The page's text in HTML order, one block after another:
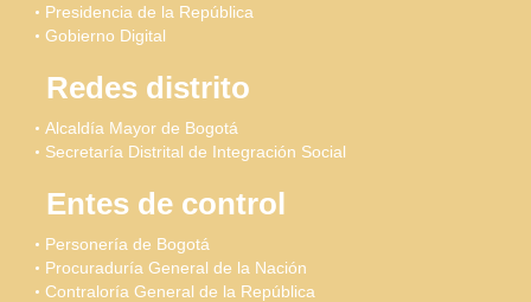
Presidencia de la República
Gobierno Digital
Redes distrito
Alcaldía Mayor de Bogotá
Secretaría Distrital de Integración Social
Entes de control
Personería de Bogotá
Procuraduría General de la Nación
Contraloría General de la República